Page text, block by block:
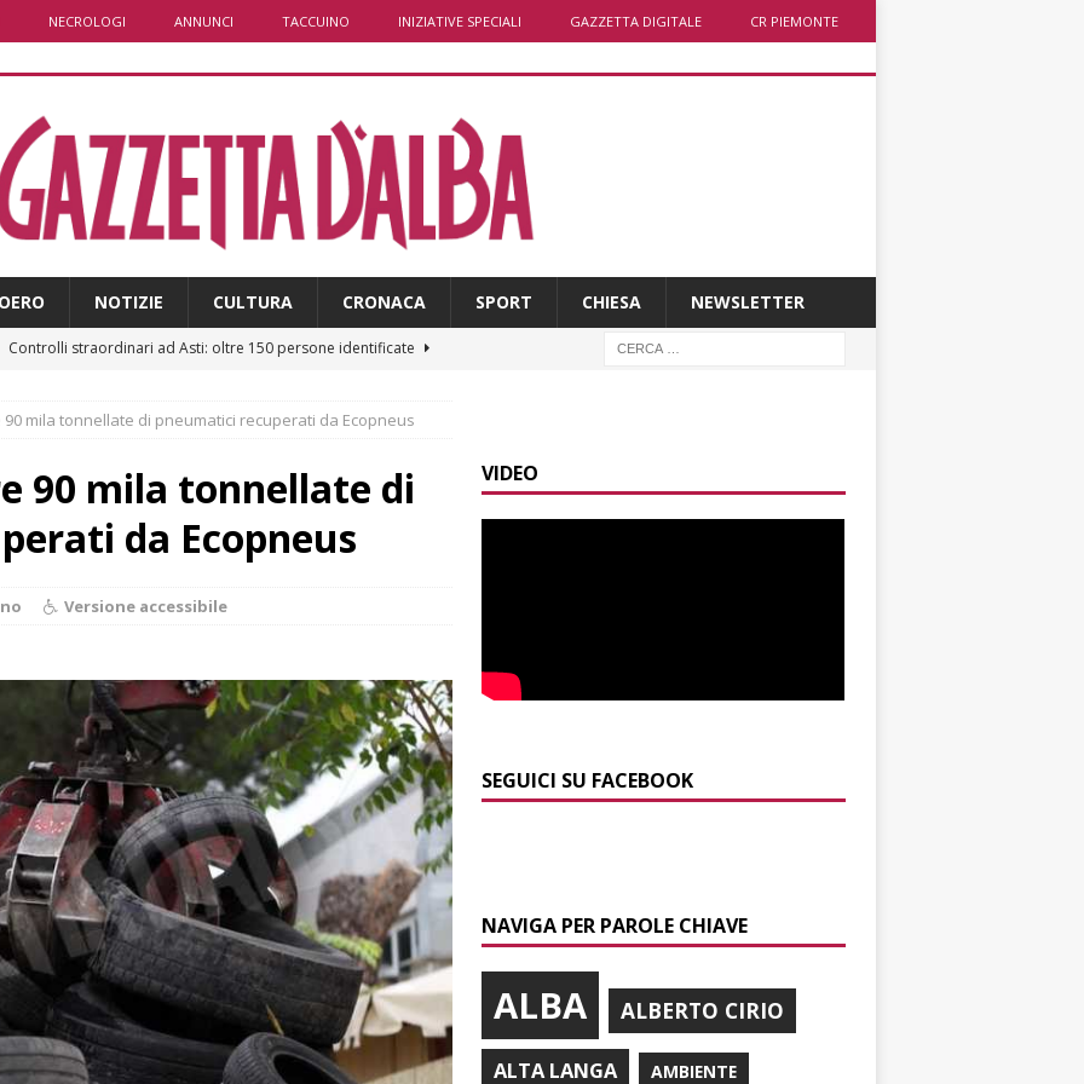
NECROLOGI ANNUNCI TACCUINO INIZIATIVE SPECIALI GAZZETTA DIGITALE CR PIEMONTE
NOTIZIE CULTURA CRONACA SPORT CHIESA NEWSLETTER
Controlli straordinari ad Asti: oltre 150 persone identificate
Fondazione CRC, oltre 2,15 milioni per 41 progetti green
Bollettino meteo: un po’ di temporali nel fine settimana, ma il
A Belvedere Langhe la festa dell’Assunta darà spazio anche a
Agosto in collina, le pagine da sfogliare
ALBA
Siccità e consumi record: Egea acque invita a un uso
risorsa idrica
ALBA
Dal 13 al 16 agosto a Priocca c’è la Sagra della costata di
mila tonnellate di pneumatici recuperati da Ecopneus
90 mila tonnellate di
da Ecopneus
Versione accessibile
VIDEO
SEGUICI SU FACEBOOK
NAVIGA PER PAROLE CHIAVE
ALBA ALBERTO CIRIO
ALTA LANGA AMBIENTE